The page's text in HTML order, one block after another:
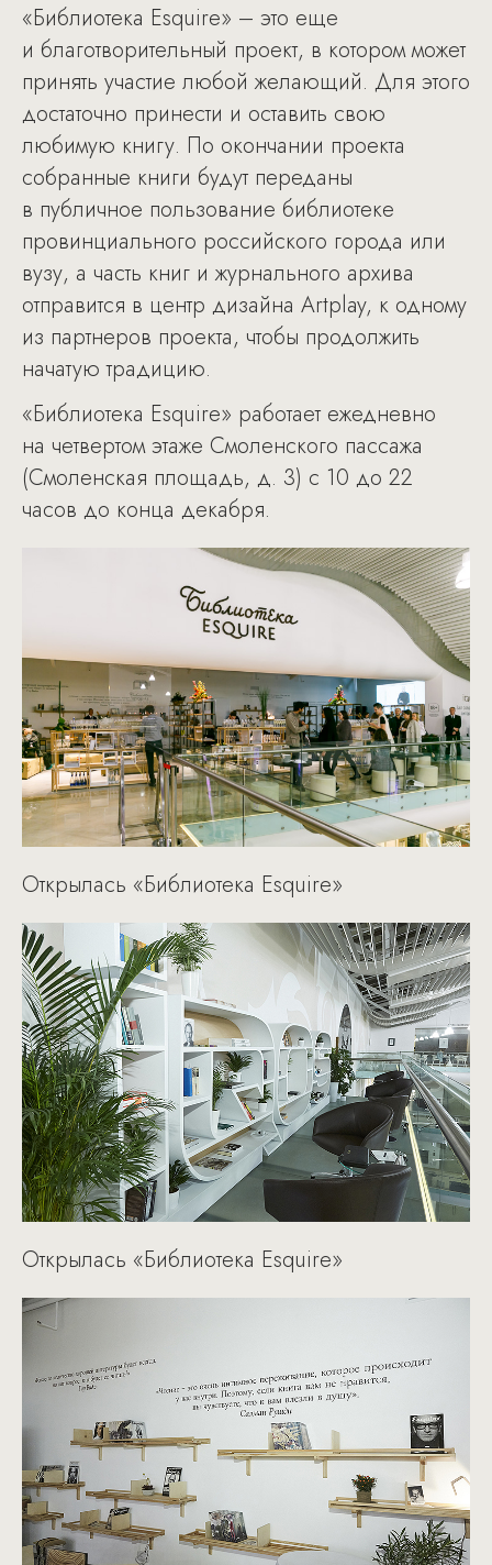
«Библиотека Esquire» – это еще
и благотворительный проект, в котором может
принять участие любой желающий. Для этого
достаточно принести и оставить свою
любимую книгу. По окончании проекта
собранные книги будут переданы
в публичное пользование библиотеке
провинциального российского города или
вузу, а часть книг и журнального архива
отправится в центр дизайна Artplay, к одному
из партнеров проекта, чтобы продолжить
начатую традицию.
«Библиотека Esquire» работает ежедневно
на четвертом этаже Смоленского пассажа
(Смоленская площадь, д. 3) с 10 до 22
часов до конца декабря.
Открылась «Библиотека Esquire»
Открылась «Библиотека Esquire»